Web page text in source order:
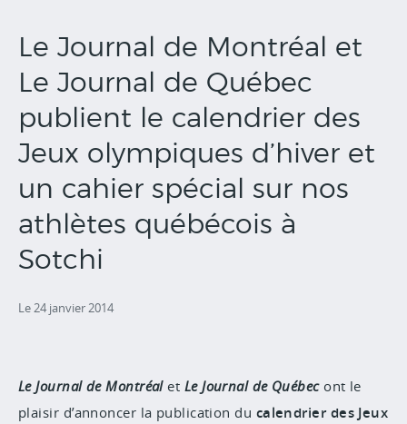
Le Journal de Montréal et
Le Journal de Québec
publient le calendrier des
Jeux olympiques d’hiver et
un cahier spécial sur nos
athlètes québécois à
Sotchi
Le 24 janvier 2014
Le Journal de Montréal et Le Journal de Québec ont le
plaisir d’annoncer la publication du calendrier des Jeux